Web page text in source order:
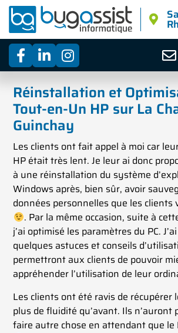
Réinstallation et
Tout-en-Un HP sur La
Guinchay
Les clients ont fait appel à moi car
HP était très lent. Je leur ai donc
à une réinstallation du système
Windows après, bien sûr, avoir
données personnelles que les clients
. Par la même occasion, suite à
j’ai optimisé les paramètres du PC.
quelques astuces et conseils
permettront aux clients de pouvoir
appréhender l’utilisation de leur
Les clients ont été ravis de récupérer
plus de fluidité qu’avant. Ils n’auront
faire autre chose en attendant que le